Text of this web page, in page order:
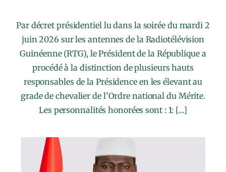
Par décret présidentiel lu dans la soirée du mardi 2
juin 2026 sur les antennes de la Radiotélévision
Guinéenne (RTG), le Président de la République a
procédé à la distinction de plusieurs hauts
responsables de la Présidence en les élevant au
grade de chevalier de l’Ordre national du Mérite.
Les personnalités honorées sont : 1: […]